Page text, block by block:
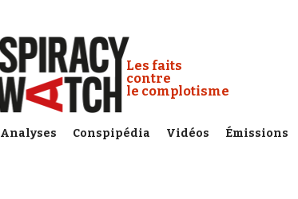
Conspiracy Watch :
Les faits
contre
le complotisme
Analyses Conspipédia Vidéos Émissions